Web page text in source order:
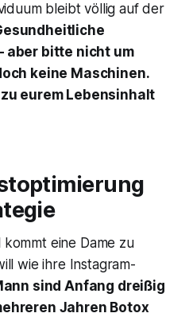
bleibt völlig auf der
aber bitte nicht um
keine Maschinen.
eurem Lebensinhalt
kommt eine Dame zu
wie ihre Instagram-
sind Anfang dreißig
Jahren Botox